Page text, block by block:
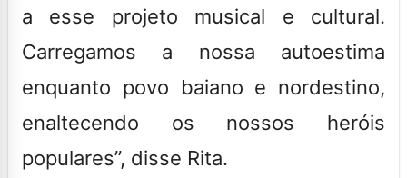
a esse projeto musical e cultural.
Carregamos a nossa autoestima
enquanto povo baiano e nordestino,
enaltecendo os nossos heróis
populares”, disse Rita.